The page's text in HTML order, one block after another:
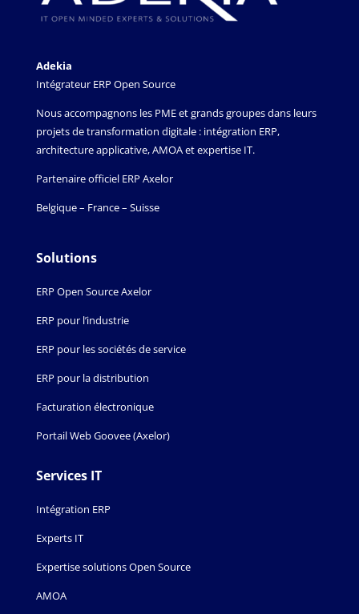
Adekia
Intégrateur ERP Open Source
Nous accompagnons les PME et grands groupes dans leurs
projets de transformation digitale : intégration ERP,
architecture applicative, AMOA et expertise IT.
Partenaire officiel ERP Axelor
Belgique – France – Suisse
Solutions
ERP Open Source Axelor
ERP pour l’industrie
ERP pour les sociétés de service
ERP pour la distribution
Facturation électronique
Portail Web Goovee (Axelor)
Services IT
Intégration ERP
Experts IT
Expertise solutions Open Source
AMOA